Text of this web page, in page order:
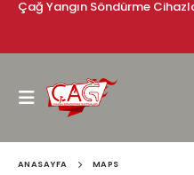
Çağ Yangın Söndürme
ANASAYFA MAPS